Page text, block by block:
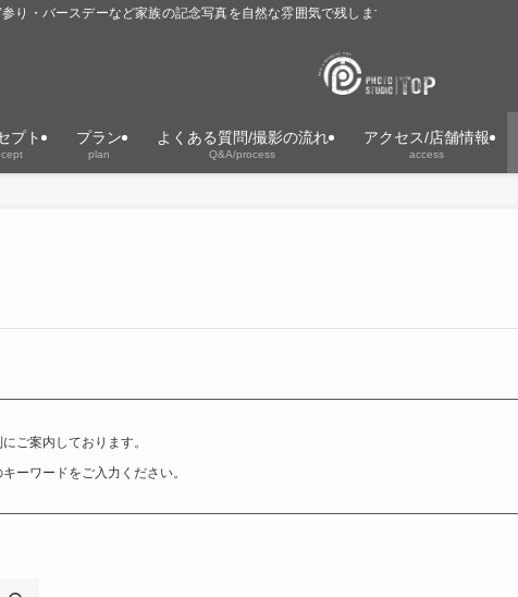
り・バースデーなど家族の記念写真を自然な雰囲気で残します。着物レンタル・ヘア
プト プラン
plan
よくある質問/撮影の流れ
Q&A/process
アクセス/店舗情報
access
ご案内しております。
ーワードをご入力ください。